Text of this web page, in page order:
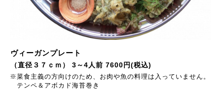
ヴィーガンプレート
（直径３７ｃｍ） 3～4人前 7600円(税込)
※菜食主義の方向けのため、お肉や魚の料理は入っていません。
テンペ＆アボカド海苔巻き